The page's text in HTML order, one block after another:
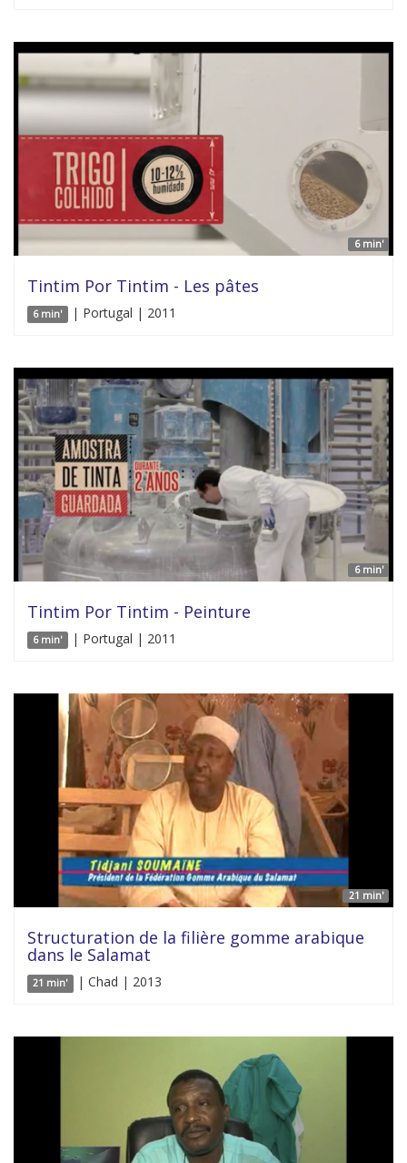
6 min'
Tintim Por Tintim - Les pâtes
6 min' | Portugal | 2011
6 min'
Tintim Por Tintim - Peinture
6 min' | Portugal | 2011
21 min'
Structuration de la filière gomme arabique
dans le Salamat
21 min' | Chad | 2013